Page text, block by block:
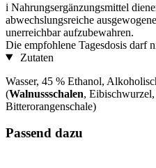
i Nahrungsergänzungsmittel
abwechslungsreiche
unerreichbar aufzubewahren.
Die empfohlene Tagesdosis darf
Zutaten
Wasser, 45 % Ethanol,
(Walnussschalen,
Bitterorangenschale)
Passend dazu